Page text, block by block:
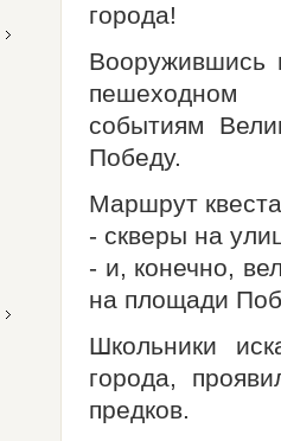
города!
Вооружившись
пешеходном
событиям
Победу.
Маршрут
- скверы на
- и, конечно,
на площади
Школьники
города,
предков.